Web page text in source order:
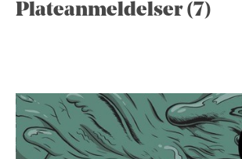
Plateanmeldelser (7)